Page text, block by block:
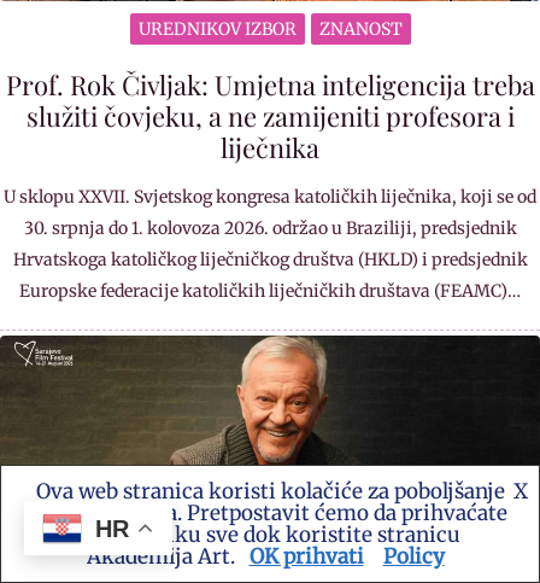
UREDNIKOV IZBOR ZNANOST
Prof. Rok Čivljak: Umjetna inteligencija treba
služiti čovjeku, a ne zamijeniti profesora i
liječnika
U sklopu XXVII. Svjetskog kongresa katoličkih liječnika, koji se od
30. srpnja do 1. kolovoza 2026. održao u Braziliji, predsjednik
Hrvatskoga katoličkog liječničkog društva (HKLD) i predsjednik
Europske federacije katoličkih liječničkih društava (FEAMC)…
HR
Ova web stranica koristi kolačiće za poboljšanje
vašeg iskustva. Pretpostavit ćemo da prihvaćate
ovu politiku sve dok koristite stranicu
Akademija Art.
X
OK prihvati Policy